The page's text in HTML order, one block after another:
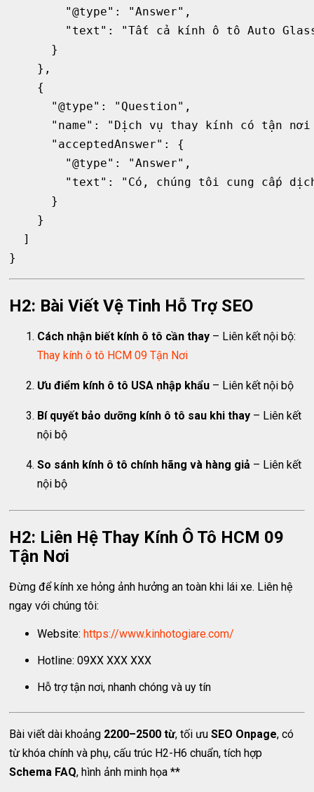
        "@type": "Answer",
"text": "Tất cả kính ô tô Auto
      }
    },
    {
      "@type": "Question",
"name": "Dịch vụ thay kính có tận
      "acceptedAnswer": {
        "@type": "Answer",
"text": "Có, chúng tôi cung cấp
      }
    }
  ]
H2: Bài Viết Vệ Tinh Hỗ Trợ SEO
Cách nhận biết kính ô tô cần thay – Liên kết nội bộ:
Thay kính ô tô HCM 09 Tận Nơi
Ưu điểm kính ô tô USA nhập khẩu – Liên kết nội bộ
Bí quyết bảo dưỡng kính ô tô sau khi thay – Liên kết
nội bộ
So sánh kính ô tô chính hãng và hàng giả – Liên kết
nội bộ
H2: Liên Hệ Thay Kính Ô Tô HCM 09
Tận Nơi
Đừng để kính xe hỏng ảnh hưởng an toàn khi lái xe. Liên hệ
ngay với chúng tôi:
Website:https://www.kinhotogiare.com/
Hotline: 09XX XXX XXX
Hỗ trợ tận nơi, nhanh chóng và uy tín
Bài viết dài khoảng 2200–2500 từ, tối ưuSEO Onpage, có
từ khóa chính và phụ, cấu trúc H2-H6 chuẩn, tích hợp
Schema FAQ, hình ảnh minh họa **